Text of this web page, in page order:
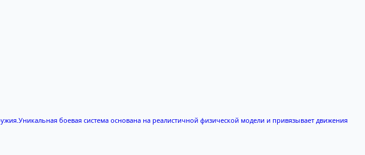
боевая система основана на реалистичной физической модели и привязывает движения